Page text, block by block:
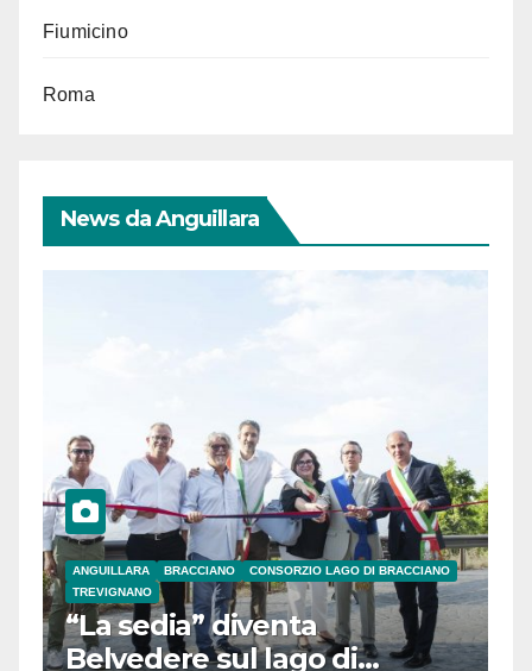
Fiumicino
Roma
News da Anguillara
ANGUILLARA BRACCIANO
CONSORZIO LAGO DI BRACCIANO
TREVIGNANO
“La sedia” diventa
Belvedere sul lago di